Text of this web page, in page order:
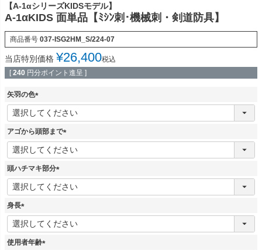
【A-1αシリーズKIDSモデル】
A-1αKIDS 面単品【ﾐｼﾝ刺･機械刺・剣道防具】
商品番号 037-ISG2HM_S/224-07
当店特別価格 ¥26,400税込
[ 240 円分ポイント進呈 ]
矢羽の色
(
必
須
アゴから頭部まで
(
必
頭ハチマキ部分
(
必
身長
(
必
須
使用者年齢